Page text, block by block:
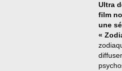
Ultra
film
une
«